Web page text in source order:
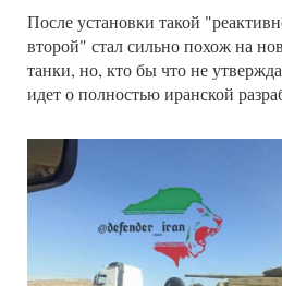
После установки такой
второй" стал сильно похож на
танки, но, кто бы что не
идет о полностью иранской